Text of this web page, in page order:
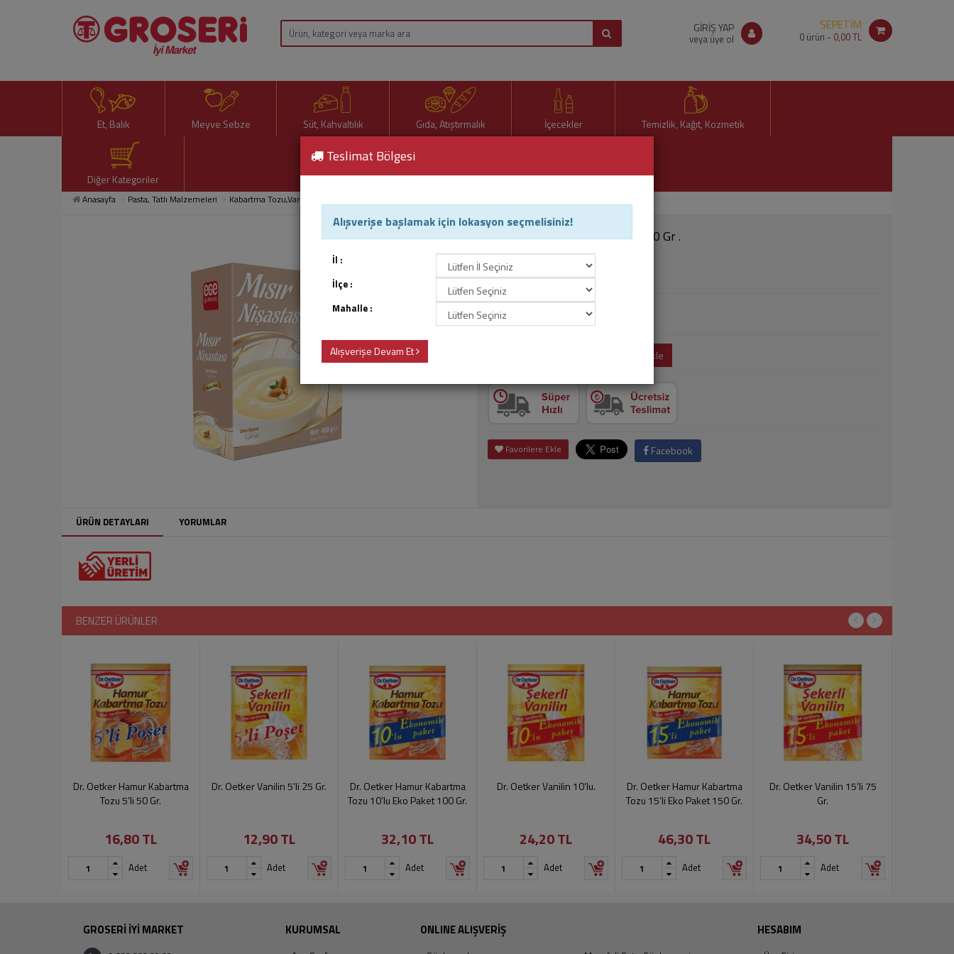
GİRİŞ YAP
veya üye ol
SEPETİM
0 ürün - 0,00 TL
Et, Balık Meyve Sebze Süt, Kahvaltılık Gıda, Atıştırmalık İçecekler Temizlik, Kağıt, Kozmetik
Diğer Kategoriler
Anasayfa Pasta, Tatlı Malzemeleri Kabartma Tozu,Vanilin,Nişasta
Ege Glutensiz Mısır Nişasta 400 Gr .
Ürün Kodu : 75573
64,60 TL
Sepete Ekle
Favorilere Ekle Facebook
ÜRÜN DETAYLARI YORUMLAR
BENZER ÜRÜNLER
Dr. Oetker Hamur Kabartma
Tozu 5’li 50 Gr.
16,80 TL
Adet
Dr. Oetker Vanilin 5’li 25 Gr.
12,90 TL
Adet
Dr. Oetker Hamur Kabartma
Tozu 10’lu Eko Paket 100 Gr.
32,10 TL
Adet
Dr. Oetker Vanilin 10’lu.
24,20 TL
Adet
Dr. Oetker Hamur Kabartma
Tozu 15’li Eko Paket 150 Gr.
46,30 TL
Adet
Dr. Oetker Vanilin 15’li 75
Gr.
34,50 TL
Adet
GROSERİ İYİ MARKET KURUMSAL ONLINE ALIŞVERİŞ HESABIM
Teslimat Bölgesi
Alışverişe başlamak için lokasyon seçmelisiniz!
İl :
İlçe :
Mahalle :
Alışverişe Devam Et